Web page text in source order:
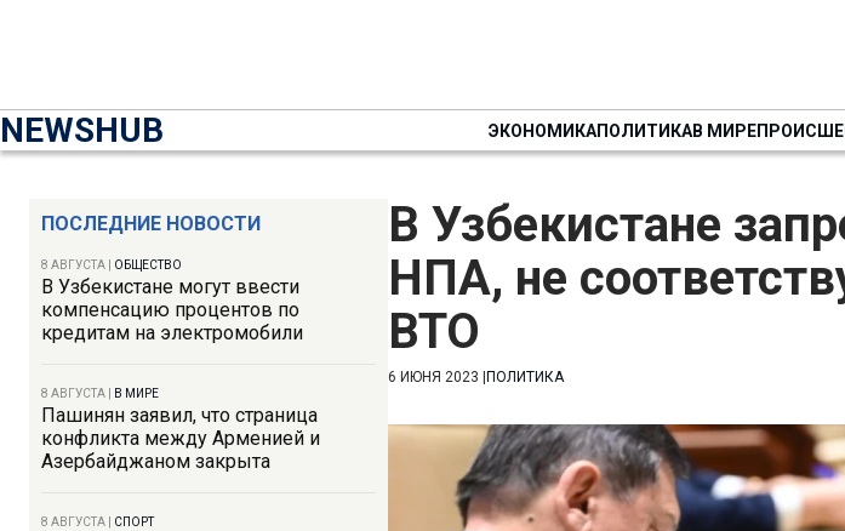
NEWSHUB ЭКОНОМИКАПОЛИТИКАВ МИРЕ
ПОСЛЕДНИЕ НОВОСТИ
8 АВГУСТА ОБЩЕСТВО
В Узбекистане могут ввести
компенсацию процентов по
кредитам на электромобили
8 АВГУСТА В МИРЕ
Пашинян заявил, что страница
конфликта между Арменией и
Азербайджаном закрыта
8 АВГУСТА СПОРТ
В Узбекистане
НПА, не
ВТО
6 ИЮНЯ 2023 ПОЛИТИКА